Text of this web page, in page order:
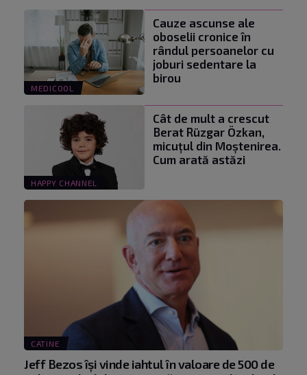
MEDICOOL
Cauze ascunse ale
oboselii cronice în
rândul persoanelor cu
joburi sedentare la
birou
HAPPY CHANNEL
Cât de mult a crescut
Berat Rüzgar Özkan,
micuțul din Moștenirea.
Cum arată astăzi
CATINE
Jeff Bezos își vinde iahtul în valoare de 500 de